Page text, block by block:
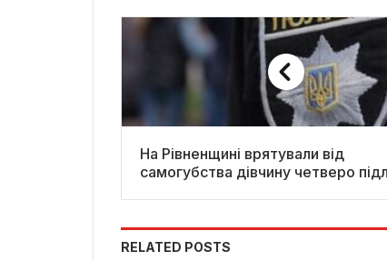
На Рівненщині врятували від
самогубства дівчину четверо
RELATED POSTS